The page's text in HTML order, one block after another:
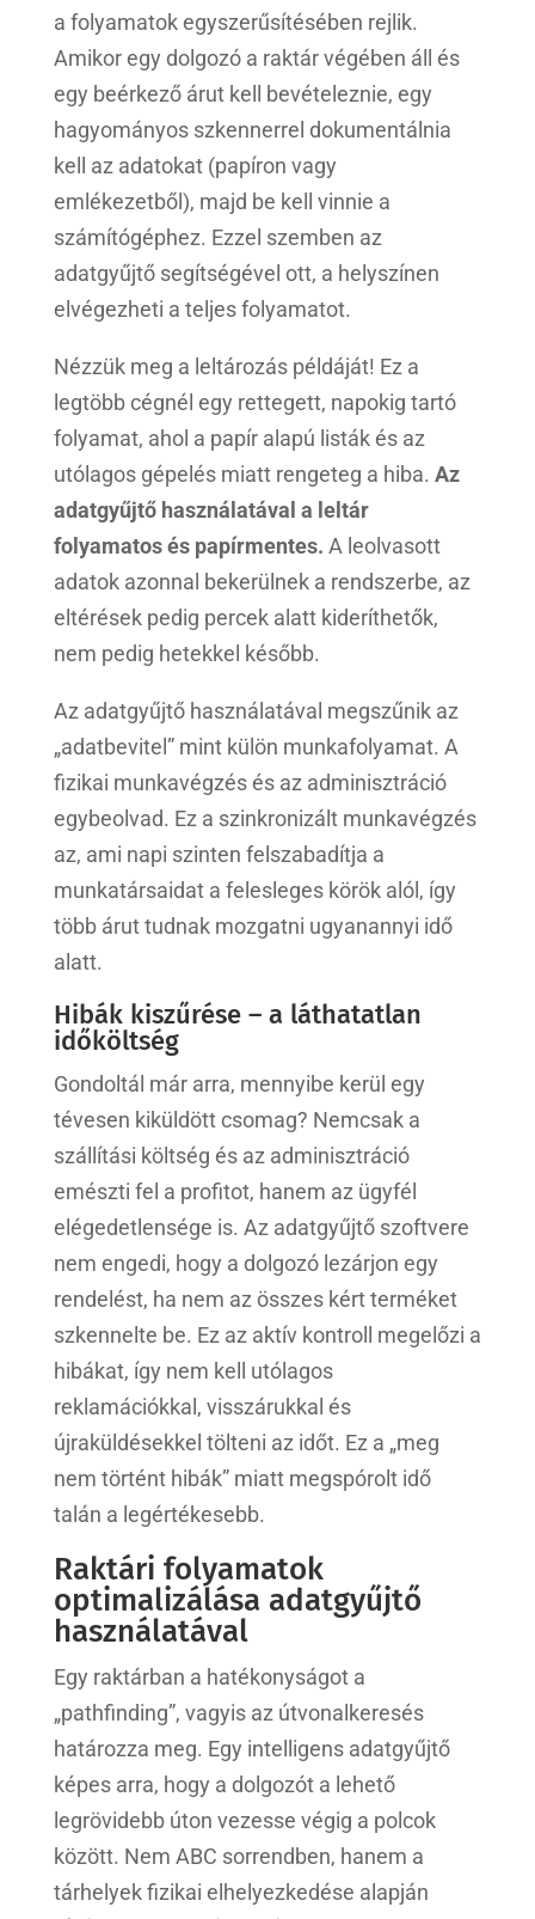
a folyamatok egyszerűsítésében rejlik.
Amikor egy dolgozó a raktár végében áll és
egy beérkező árut kell bevételeznie, egy
hagyományos szkennerrel dokumentálnia
kell az adatokat (papíron vagy
emlékezetből), majd be kell vinnie a
számítógéphez. Ezzel szemben az
adatgyűjtő segítségével ott, a helyszínen
elvégezheti a teljes folyamatot.
Nézzük meg a leltározás példáját! Ez a
legtöbb cégnél egy rettegett, napokig tartó
folyamat, ahol a papír alapú listák és az
utólagos gépelés miatt rengeteg a hiba. Az
adatgyűjtő használatával a leltár
folyamatos és papírmentes. A leolvasott
adatok azonnal bekerülnek a rendszerbe, az
eltérések pedig percek alatt kideríthetők,
nem pedig hetekkel később.
Az adatgyűjtő használatával megszűnik az
„adatbevitel” mint külön munkafolyamat. A
fizikai munkavégzés és az adminisztráció
egybeolvad. Ez a szinkronizált munkavégzés
az, ami napi szinten felszabadítja a
munkatársaidat a felesleges körök alól, így
több árut tudnak mozgatni ugyanannyi idő
alatt.
Hibák kiszűrése – a láthatatlan
időköltség
Gondoltál már arra, mennyibe kerül egy
tévesen kiküldött csomag? Nemcsak a
szállítási költség és az adminisztráció
emészti fel a profitot, hanem az ügyfél
elégedetlensége is. Az adatgyűjtő szoftvere
nem engedi, hogy a dolgozó lezárjon egy
rendelést, ha nem az összes kért terméket
szkennelte be. Ez az aktív kontroll megelőzi a
hibákat, így nem kell utólagos
reklamációkkal, visszárukkal és
újraküldésekkel tölteni az időt. Ez a „meg
nem történt hibák” miatt megspórolt idő
talán a legértékesebb.
Raktári folyamatok
optimalizálása adatgyűjtő
használatával
Egy raktárban a hatékonyságot a
„pathfinding”, vagyis az útvonalkeresés
határozza meg. Egy intelligens adatgyűjtő
képes arra, hogy a dolgozót a lehető
legrövidebb úton vezesse végig a polcok
között. Nem ABC sorrendben, hanem a
tárhelyek fizikai elhelyezkedése alapján